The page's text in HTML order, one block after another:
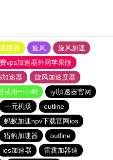
度器 旋风
旋风加速
vps加速器外网苹果版
加速器
旋风加速度器
试用一小时
tyl加速器官网
一元机场
outline
蚂蚁加速npv下载官网ios
猎豹加速器
outline
ios加速器 雷霆加器速